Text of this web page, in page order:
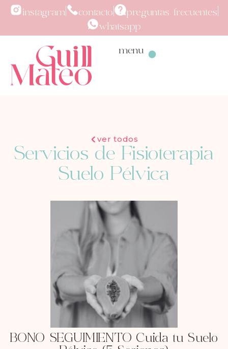
instagram contacto
preguntas frecuentes
whatsapp
menu
ver todos
Servicios de Fisioterapia
Suelo Pélvica
BONO SEGUIMIENTO Cuida tu Suelo